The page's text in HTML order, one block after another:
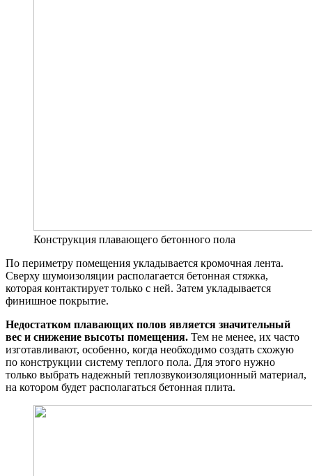
Конструкция плавающего бетонного пола
По периметру помещения укладывается кромочная лента.
Сверху шумоизоляции располагается бетонная стяжка,
которая контактирует только с ней. Затем укладывается
финишное покрытие.
Недостатком плавающих полов является значительный
вес и снижение высоты помещения. Тем не менее, их часто
изготавливают, особенно, когда необходимо создать схожую
по конструкции систему теплого пола. Для этого нужно
только выбрать надежный теплозвукоизоляционный материал,
на котором будет располагаться бетонная плита.